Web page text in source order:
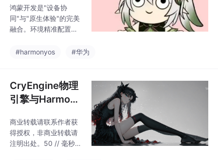
鸿蒙开发是"设备协
同"与"原生体验"的完美
融合。环境精准配置架
掌握跨设备资源管理状
测试覆盖CI/CD自动化
发布规范遵循最后赠送
避坑锦囊：遇到0x104
是权限未声明；UI渲染
异常优先检查@State注
解缺失。准备好迎接万
#harmonyos #华为
CryEngine物理
引擎与Harmony
融合开发
商业转载请联系作者获
得授权，非商业转载请
注明出处。50 // 毫秒持